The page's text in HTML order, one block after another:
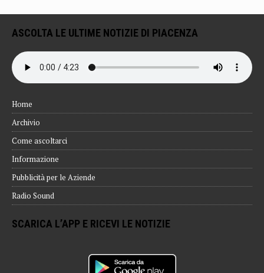
ASCOLTA LE ULTIME NOTIZIE DI PIACENZA
Home
Archivio
Come ascoltarci
Informazione
Pubblicità per le Aziende
Radio Sound
SCARICA L’APP E RICEVI LE NOTIZIE